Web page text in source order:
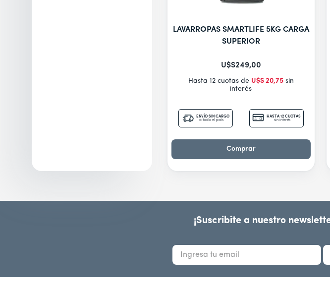
LAVARROPAS SMARTLIFE 5KG CARGA
SUPERIOR
U$S249,00
Hasta 12 cuotas de U$S 20,75sin
interés
ENVÍO SIN CARGO
a todo el país
HASTA 12 CUOTAS
sin interés
Comprar
¡Suscribite a nuestro